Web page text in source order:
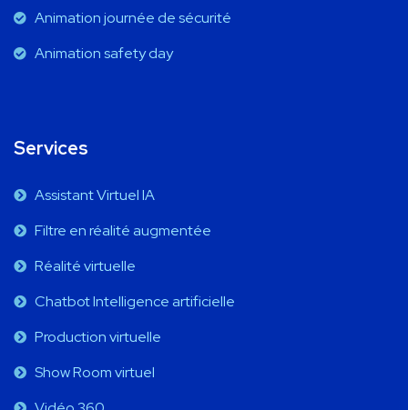
Animation journée de sécurité
Animation safety day
Services
Assistant Virtuel IA
Filtre en réalité augmentée
Réalité virtuelle
Chatbot Intelligence artificielle
Production virtuelle
Show Room virtuel